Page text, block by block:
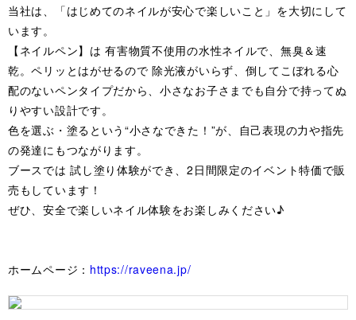
当社は、「はじめてのネイルが安心で楽しいこと」を大切にして
います。
【ネイルペン】は 有害物質不使用の水性ネイルで、無臭＆速
乾。ペリッとはがせるので 除光液がいらず、倒してこぼれる心
配のないペンタイプだから、小さなお子さまでも自分で持ってぬ
りやすい設計です。
色を選ぶ・塗るという“小さなできた！”が、自己表現の力や指先
の発達にもつながります。
ブースでは 試し塗り体験ができ、2日間限定のイベント特価で販
売もしています！
ぜひ、安全で楽しいネイル体験をお楽しみください♪
ホームページ： https://raveena.jp/